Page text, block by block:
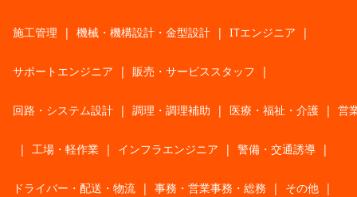
施工管理 | 機械・機構設計・金型設計 | ITエンジニア |
サポートエンジニア | 販売・サービススタッフ |
回路・システム設計 | 調理・調理補助 | 医療・福祉・介護 | 営
| 工場・軽作業 | インフラエンジニア | 警備・交通誘導 |
ドライバー・配送・物流 | 事務・営業事務・総務 | その他 |